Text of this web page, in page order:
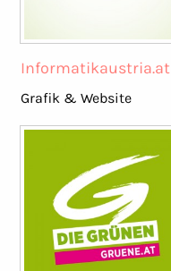
Informatikaustria.at
Grafik & Website